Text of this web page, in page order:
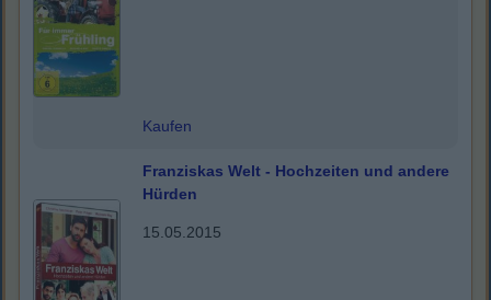
Kaufen
Franziskas Welt - Hochzeiten und andere
Hürden
15.05.2015